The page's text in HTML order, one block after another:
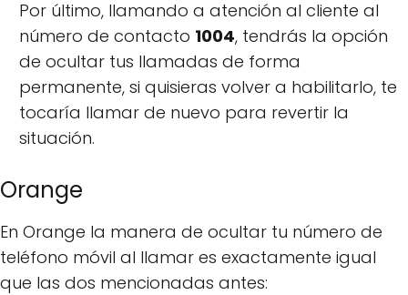
Por último, llamando a atención al cliente al
número de contacto 1004, tendrás la opción
de ocultar tus llamadas de forma
permanente, si quisieras volver a habilitarlo, te
tocaría llamar de nuevo para revertir la
situación.
Orange
En Orange la manera de ocultar tu número de
teléfono móvil al llamar es exactamente igual
que las dos mencionadas antes: